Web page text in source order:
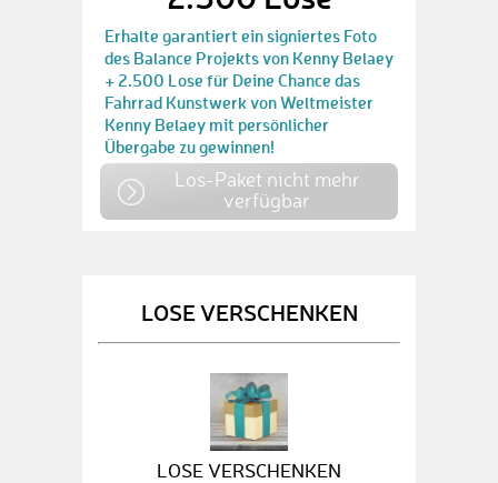
Erhalte garantiert ein signiertes Foto
des Balance Projekts von Kenny Belaey
+ 2.500 Lose für Deine Chance das
Fahrrad Kunstwerk von Weltmeister
Kenny Belaey mit persönlicher
Übergabe zu gewinnen!
Los-Paket nicht mehr
verfügbar
LOSE VERSCHENKEN
LOSE VERSCHENKEN